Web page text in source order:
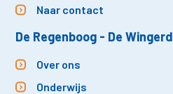
Naar contact
De Regenboog - De Wingerd
Over ons
Onderwijs